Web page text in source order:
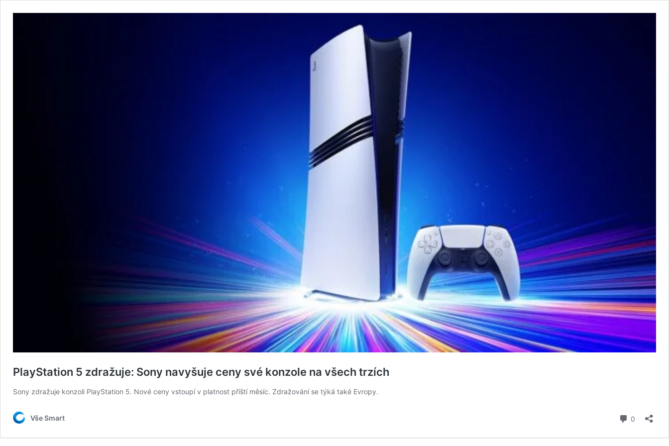
PlayStation 5 zdražuje: Sony navyšuje ceny své konzole na všech trzích
Sony zdražuje konzoli PlayStation 5. Nové ceny vstoupí v platnost příští měsíc. Zdražování se týká také Evropy.
Vše Smart 0 komentářů